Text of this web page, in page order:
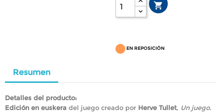

EN REPOSICIÓN
Resumen
Detalles del producto:
Edición en euskera del juego creado por Herve Tullet, Un juego.